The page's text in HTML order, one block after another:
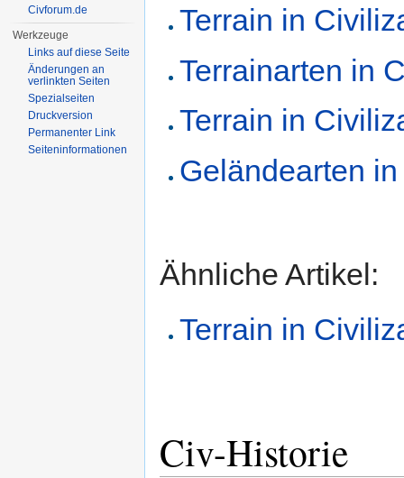
Terrain in
Terrainarten in
Terrain in
Geländearten
Ähnliche Artikel:
Terrain in
Civ-Historie
Civforum.de
Werkzeuge
Links auf diese Seite
Änderungen an
verlinkten Seiten
Spezialseiten
Druckversion
Permanenter Link
Seiten­informationen